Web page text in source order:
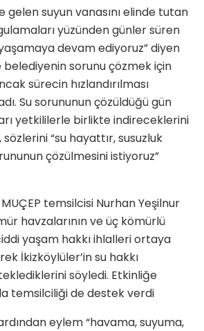
gelen suyun vanasını elinde tutan
yüzünden günler süren
devam ediyoruz” diyen
belediyenin sorunu çözmek için
sürecin hızlandırılması
Su sorununun çözüldüğü gün
yetkililerle birlikte indireceklerini
sözlerini “su hayattır, susuzluk
çözülmesini istiyoruz”
temsilcisi Nurhan Yeşilnur
havzalarının ve üç kömürlü
yaşam hakkı ihlalleri ortaya
İkizköylüler’in su hakkı
söyledi. Etkinliğe
temsilciliği de destek verdi
eylem “havama, suyuma,